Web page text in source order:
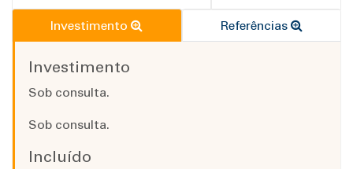
Investimento Referências
Investimento
Sob consulta.
Sob consulta.
Incluído